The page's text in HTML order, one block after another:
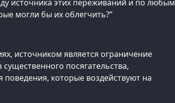
источника этих переживаний и по любым
могли бы их облегчить?”
источником является ограничение
посягательства,
которые воздействуют на